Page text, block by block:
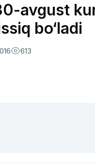
avgust
bo‘ladi
613